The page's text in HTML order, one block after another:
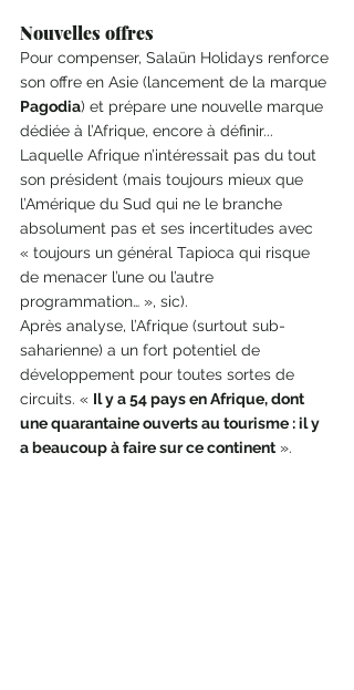
Nouvelles offres
Pour compenser, Salaün Holidays renforce
son offre en Asie (lancement de la marque
Pagodia) et prépare une nouvelle marque
dédiée à l’Afrique, encore à définir...
Laquelle Afrique n’intéressait pas du tout
son président (mais toujours mieux que
l’Amérique du Sud qui ne le branche
absolument pas et ses incertitudes avec
« toujours un général Tapioca qui risque
de menacer l’une ou l’autre
programmation… », sic).
Après analyse, l’Afrique (surtout sub-
saharienne) a un fort potentiel de
développement pour toutes sortes de
circuits. « Il y a 54 pays en Afrique, dont
une quarantaine ouverts au tourisme : il y
a beaucoup à faire sur ce continent ».